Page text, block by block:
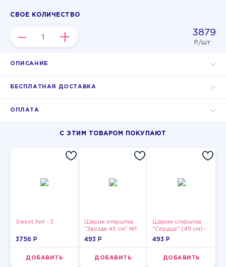
СВОЕ КОЛИЧЕСТВО
– + 3879
Р/шт
ОПИСАНИЕ
БЕСПЛАТНАЯ ДОСТАВКА
ОПЛАТА
С ЭТИМ ТОВАРОМ ПОКУПАЮТ
Sweet Хит - 3
3756 P
ДОБАВИТЬ
Шарик-открытка
"Звезда 45 см" №1
493 P
ДОБАВИТЬ
Шарик-открытка
"Сердце" (45 см) -
2
493 P
ДОБАВИТЬ